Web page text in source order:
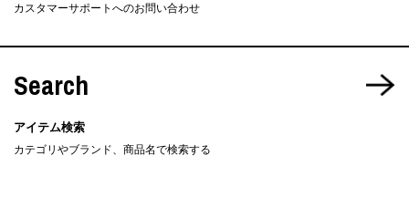
カスタマーサポートへのお問い合わせ
Search
アイテム検索
カテゴリやブランド、商品名で検索する